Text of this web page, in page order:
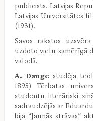
publicists. Latvijas
Latvijas Universitātes
(1931).
Savos rakstos
uzdoto vielu samērīgā
valodā.
A. Dauge studēja
1895) Tērbatas
studentu literāriski
sadraudzējās ar
bija “Jaunās strāvas”